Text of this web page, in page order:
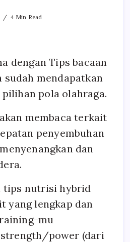
4 Min Read
dengan Tips bacaan
sudah mendapatkan
pola olahraga.
membaca terkait
penyembuhan
dan
tips nutrisi hybrid
yang lengkap dan
mu
strength/power (dari